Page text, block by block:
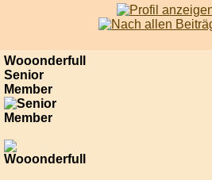
Wooonderfull
Senior
Member